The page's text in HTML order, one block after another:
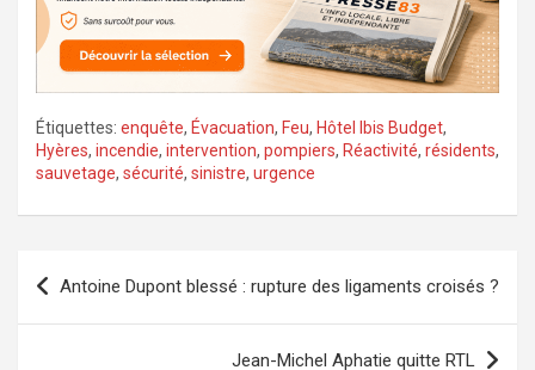
Étiquettes: enquête, Évacuation, Feu, Hôtel Ibis Budget,
Hyères, incendie, intervention, pompiers, Réactivité, résidents,
sauvetage, sécurité, sinistre, urgence
Navigation
de
Antoine Dupont blessé : rupture des ligaments croisés ?
Jean-Michel Aphatie quitte RTL